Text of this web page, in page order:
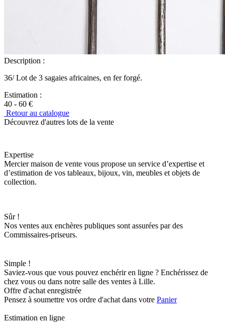
Description :
36/ Lot de 3 sagaies africaines, en fer forgé.
Estimation :
40 - 60 €
Retour au catalogue
Découvrez d'autres lots de la vente
Expertise
Mercier maison de vente vous propose un service d’expertise et
d’estimation de vos tableaux, bijoux, vin, meubles et objets de
collection.
Sûr !
Nos ventes aux enchères publiques sont assurées par des
Commissaires-priseurs.
Simple !
Saviez-vous que vous pouvez enchérir en ligne ? Enchérissez de
chez vous ou dans notre salle des ventes à Lille.
Offre d'achat enregistrée
Pensez à soumettre vos ordre d'achat dans votre Panier
Estimation en ligne